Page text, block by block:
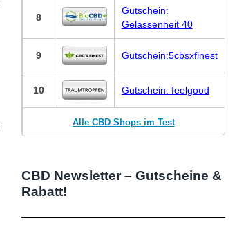
8
Gutschein:
Gelassenheit 40
9 Gutschein:5cbsxfinest
10 Gutschein: feelgood
Alle CBD Shops im Test
CBD Newsletter – Gutscheine &
Rabatt!